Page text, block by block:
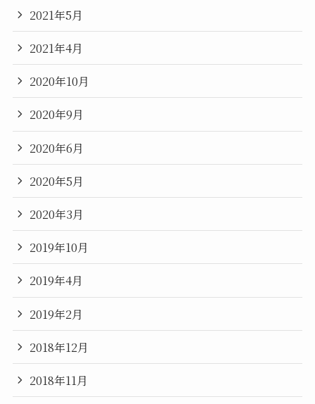
2021年5月
2021年4月
2020年10月
2020年9月
2020年6月
2020年5月
2020年3月
2019年10月
2019年4月
2019年2月
2018年12月
2018年11月